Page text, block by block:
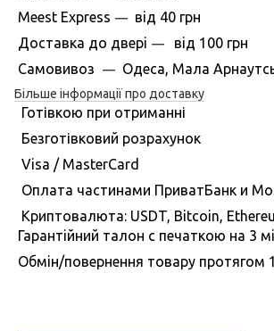
Meest Express — вiд 40 грн
Доставка до дверi —вiд 100 грн
Самовивоз
— Одеса, Мала
Більше інформації про доставку
Готівкою при отриманні
Безготівковий розрахунок
Visa / MasterCard
Оплата частинами ПриватБанк и
Криптовалюта: USDT, Bitcoin,
Гарантiйний талон с печаткою на 3
Обмiн/повернення товару протягом